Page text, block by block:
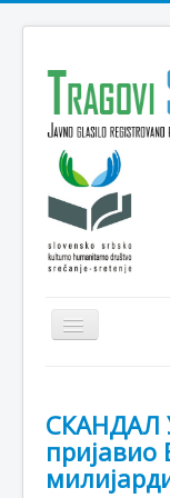
Isključi
navigaciju
VESTI
KULTURA
INTERVJU
СКАНДАЛ
пријавио